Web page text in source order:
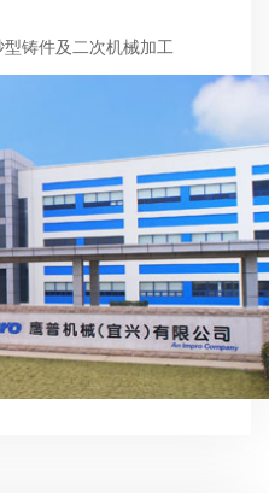
铸件及二次机械加工